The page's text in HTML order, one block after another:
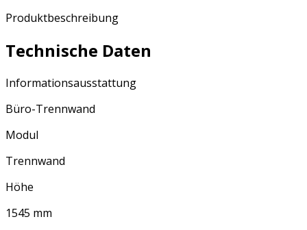
Produktbeschreibung
Technische Daten
Informationsausstattung
Büro-Trennwand
Modul
Trennwand
Höhe
1545 mm